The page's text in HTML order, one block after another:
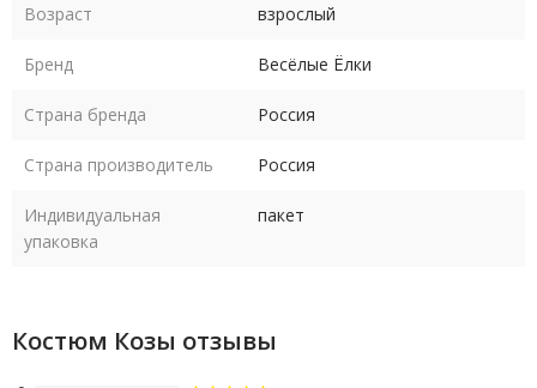
Возраст взрослый
Бренд Весёлые Ёлки
Страна бренда Россия
Страна производитель Россия
Индивидуальная
упаковка
пакет
Костюм Козы отзывы